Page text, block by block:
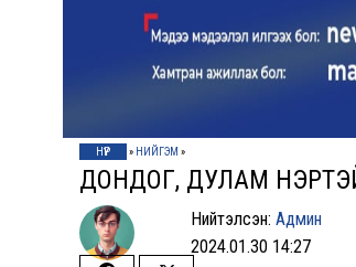
НҮҮР » НИЙГЭМ »
ДОНДОГ, ДУЛАМ
Нийтэлсэн:Админ
2024.01.30 14:27